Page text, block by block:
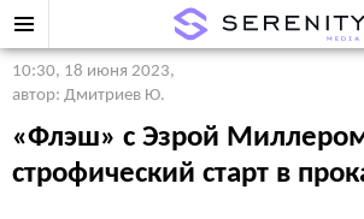
10:30, 18 июня 2023,
автор: Дмитриев Ю.
«Флэш» с Эзрой
строфический старт в